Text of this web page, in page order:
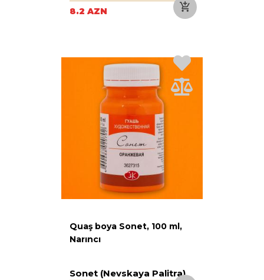
8.2 AZN
Quaş boya Sonet, 100 ml,
Narıncı
Sonet (Nevskaya Palitra)